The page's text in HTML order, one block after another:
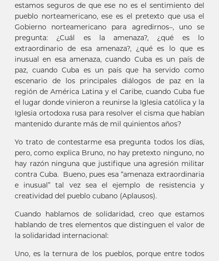
estamos seguros de que ese no es el sentimiento del
pueblo norteamericano, ese es el pretexto que usa el
Gobierno norteamericano para agredirnos–, uno se
pregunta: ¿Cuál es la amenaza?, ¿qué es lo
extraordinario de esa amenaza?, ¿qué es lo que es
inusual en esa amenaza, cuando Cuba es un país de
paz, cuando Cuba es un país que ha servido como
escenario de los principales diálogos de paz en la
región de América Latina y el Caribe, cuando Cuba fue
el lugar donde vinieron a reunirse la Iglesia católica y la
Iglesia ortodoxa rusa para resolver el cisma que habían
mantenido durante más de mil quinientos años?
Yo trato de contestarme esa pregunta todos los días,
pero, como explica Bruno, no hay pretexto ninguno, no
hay razón ninguna que justifique una agresión militar
contra Cuba. Bueno, pues esa “amenaza extraordinaria
e inusual” tal vez sea el ejemplo de resistencia y
creatividad del pueblo cubano (Aplausos).
Cuando hablamos de solidaridad, creo que estamos
hablando de tres elementos que distinguen el valor de
la solidaridad internacional:
Uno, es la ternura de los pueblos, porque entre todos